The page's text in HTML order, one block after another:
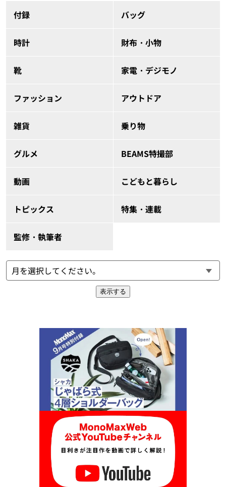
付録 バッグ
時計 財布・小物
靴 家電・デジモノ
ファッション アウトドア
雑貨 乗り物
グルメ BEAMS特撮部
動画 こどもと暮らし
トピックス 特集・連載
監修・執筆者
表示する